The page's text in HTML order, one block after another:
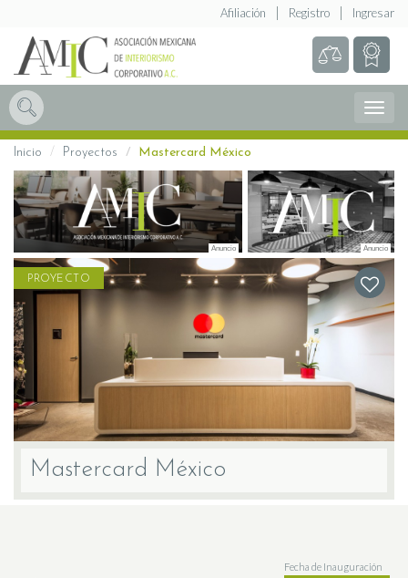
Ingresar
Registro
Afiliación
Menú
Inicio Proyectos Mastercard México
PROYECTO
Mastercard México
Fecha de Inauguración